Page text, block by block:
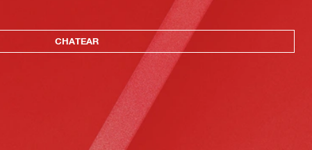
CHATEAR